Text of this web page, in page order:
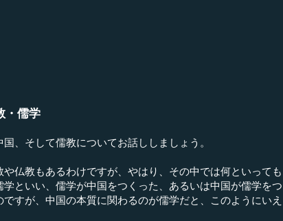
・儒学
、そして儒教についてお話ししましょう。
仏教もあるわけですが、やはり、その中では何といっても
といい、儒学が中国をつくった、あるいは中国が儒学をつ
すが、中国の本質に関わるのが儒学だと、このようにいえ